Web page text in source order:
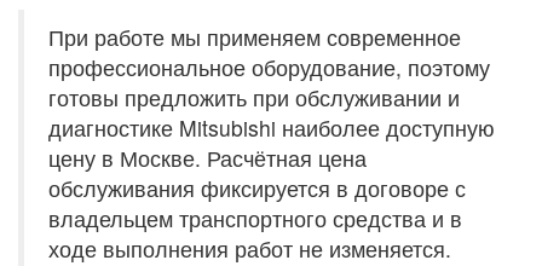
При работе мы применяем современное
профессиональное оборудование, поэтому
готовы предложить при обслуживании и
диагностике Mitsubishi наиболее доступную
цену в Москве. Расчётная цена
обслуживания фиксируется в договоре с
владельцем транспортного средства и в
ходе выполнения работ не изменяется.